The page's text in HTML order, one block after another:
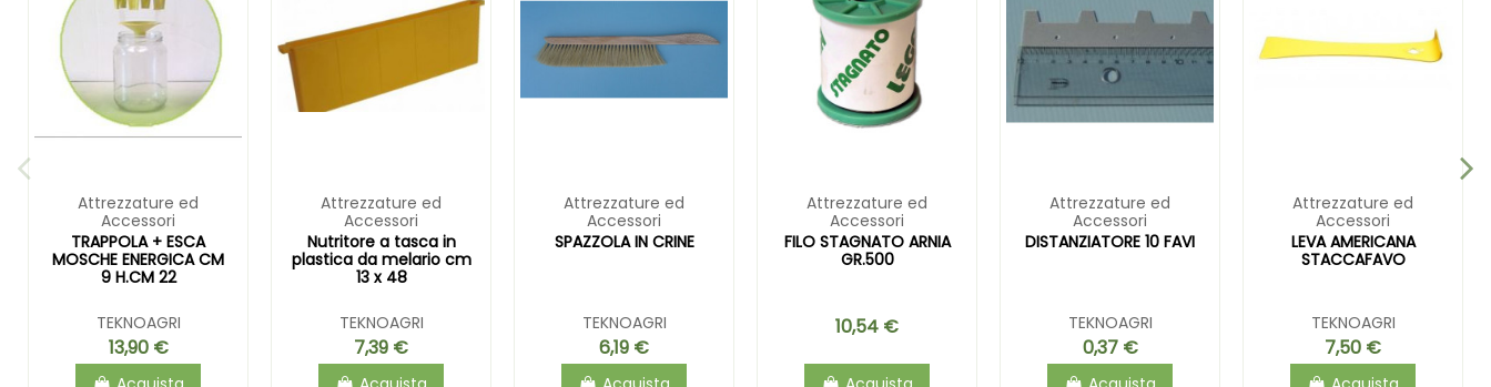
Attrezzature ed
Accessori
TRAPPOLA + ESCA
MOSCHE ENERGICA CM
9 H.CM 22
TEKNOAGRI
13,90 €
Attrezzature ed
Accessori
Nutritore a tasca in
plastica da melario cm
13 x 48
TEKNOAGRI
7,39 €
Attrezzature ed
Accessori
SPAZZOLA IN CRINE
TEKNOAGRI
6,19 €
Attrezzature ed
Accessori
FILO STAGNATO ARNIA
GR.500
10,54 €
Attrezzature ed
Accessori
DISTANZIATORE 10 FAVI
TEKNOAGRI
0,37 €
Attrezzature ed
Accessori
LEVA AMERICANA
STACCAFAVO
TEKNOAGRI
7,50 €